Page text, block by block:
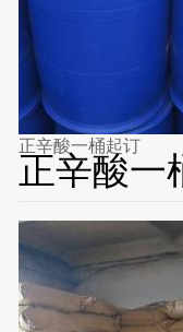
正辛酸一桶起订
正辛酸一